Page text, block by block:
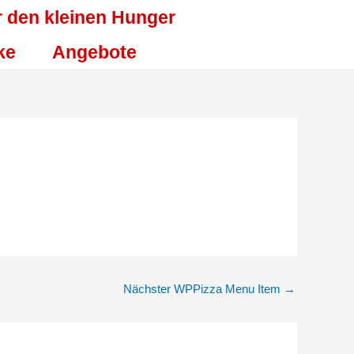
den kleinen Hunger
Angebote
Nächster WPPizza Menu Item →